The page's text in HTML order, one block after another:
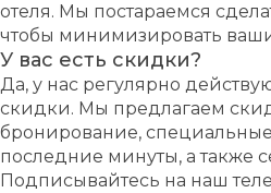
отеля. Мы постараемся
чтобы минимизировать
У вас есть скидки?
Да, у нас регулярно
скидки. Мы предлагаем
бронирование,
последние минуты, а также
Подписывайтесь на наш